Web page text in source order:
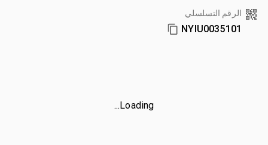
الرقم التسلسلي
NYIU0035101
Loading...